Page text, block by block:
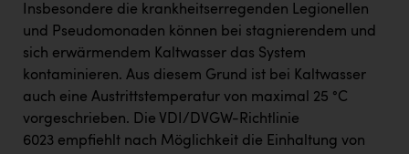
Insbesondere die krankheitserregenden Legionellen
und Pseudomonaden können bei stagnierendem und
sich erwärmendem Kaltwasser das System
kontaminieren. Aus diesem Grund ist bei Kaltwasser
auch eine Austrittstemperatur von maximal 25 °C
vorgeschrieben. Die VDI/DVGW-Richtlinie
6023 empfiehlt nach Möglichkeit die Einhaltung von